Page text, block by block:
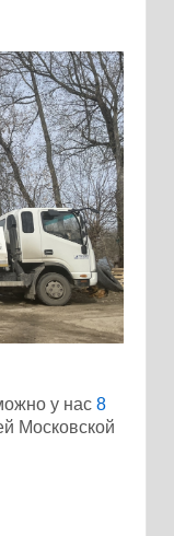
у нас 8
Московской